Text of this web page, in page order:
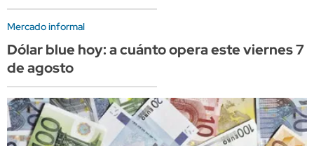
Mercado informal
Dólar blue hoy: a cuánto opera este viernes 7
de agosto